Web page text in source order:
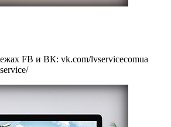
FB и ВК: vk.com/lvservicecomua